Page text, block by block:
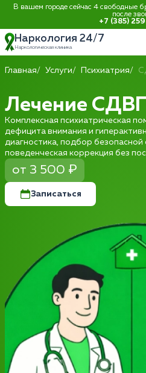
В вашем городе сейчас 4 свободные
после
+7 (385)
Наркология 24/7
Наркологическая клиника
Главная Услуги Психиатрия
Лечение
Комплексная психиатрическая
дефицита внимания и
диагностика, подбор
поведенческая коррекция без
от 3 500 ₽
Записаться